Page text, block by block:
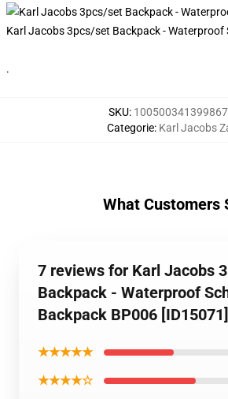
Karl Jacobs 3pcs/set Backpack - Waterproof
.
SKU:
Categorie: Karl Jacobs
What Customers
7 reviews for Karl Jacobs
Backpack - Waterproof
Backpack BP006 [ID15071]
★★★★★
★★★★☆